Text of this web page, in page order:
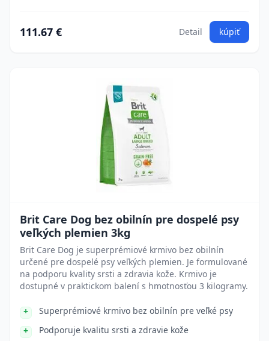
111.67 € Detail kúpiť
Brit Care Dog bez obilnín pre dospelé psy
veľkých plemien 3kg
Brit Care Dog je superprémiové krmivo bez obilnín
určené pre dospelé psy veľkých plemien. Je formulované
na podporu kvality srsti a zdravia kože. Krmivo je
dostupné v praktickom balení s hmotnosťou 3 kilogramy.
Superprémiové krmivo bez obilnín pre veľké psy
Podporuje kvalitu srsti a zdravie kože